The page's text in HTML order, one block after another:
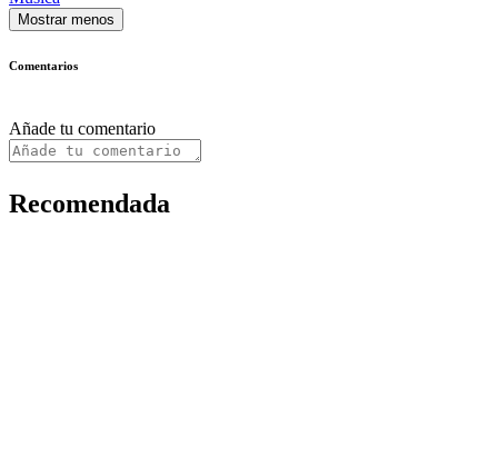
Mostrar menos
Comentarios
Añade tu comentario
Recomendada